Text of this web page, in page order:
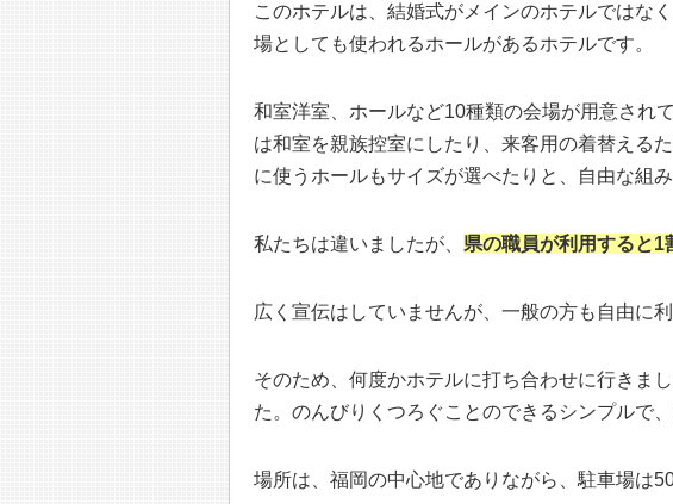
このホテルは、結婚式がメインのホテルではな
場としても使われるホールがあるホテルです。
和室洋室、ホールなど10種類の会場が用意され
は和室を親族控室にしたり、来客用の着替える
に使うホールもサイズが選べたりと、自由な組
私たちは違いましたが、 県の職員が利用すると1
広く宣伝はしていませんが、一般の方も自由に
そのため、何度かホテルに打ち合わせに行きま
た。のんびりくつろぐことのできるシンプルで
場所は、福岡の中心地でありながら、駐車場は